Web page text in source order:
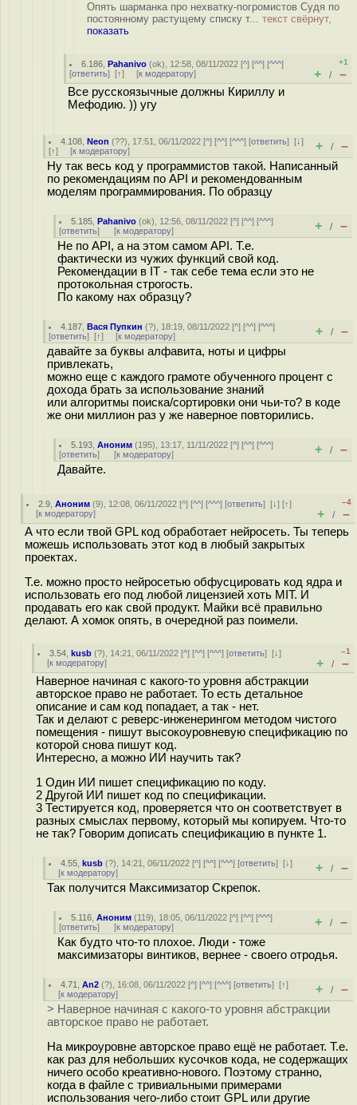
Опять шарманка про нехватку-погромистов Судя по
постоянному растущему списку т... текст свёрнут,
показать
6.186 ,Pahanivo (ok), 12:58, 08/11/2022 [^] [^^] [^^^]
[ответить] [↑] [к модератору]
+1
+ / –
Все русскоязычные должны Кириллу и
Мефодию. )) угу
4.108 ,Neon (??), 17:51, 06/11/2022 [^] [^^] [^^^] [ответить][↓]
[↑] [к модератору] + / –
Ну так весь код у программистов такой. Написанный
по рекомендациям по API и рекомендованным
моделям программирования. По образцу
5.185 ,Pahanivo (ok), 12:56, 08/11/2022 [^] [^^] [^^^]
[ответить] [к модератору] + / –
Не по API, а на этом самом API. Т.е.
фактически из чужих функций свой код.
Рекомендации в IT - так себе тема если это не
протокольная строгость.
По какому нах образцу?
4.187 ,Вася Пупкин (?), 18:19, 08/11/2022 [^] [^^] [^^^]
[ответить] [↑] [к модератору] + / –
давайте за буквы алфавита, ноты и цифры
привлекать,
можно еще с каждого грамоте обученного процент с
дохода брать за использование знаний
или алгоритмы поиска/сортировки они чьи-то? в коде
же они миллион раз у же наверное повторились.
5.193 ,Аноним (195), 13:17, 11/11/2022 [^] [^^] [^^^]
[ответить] [к модератору] + / –
Давайте.
2.9 ,Аноним (9), 12:08, 06/11/2022 [^] [^^] [^^^] [ответить][↓] [↑]
[к модератору]
–4
+ / –
А что если твой GPL код обработает нейросеть. Ты теперь
можешь использовать этот код в любый закрытых
проектах.
Т.е. можно просто нейросетью обфусцировать код ядра и
использовать его под любой лицензией хоть MIT. И
продавать его как свой продукт. Майки всё правильно
делают. А хомок опять, в очередной раз поимели.
3.54 ,kusb (?), 14:21, 06/11/2022 [^] [^^] [^^^] [ответить][↓]
[к модератору]
–1
+ / –
Наверное начиная с какого-то уровня абстракции
авторское право не работает. То есть детальное
описание и сам код попадает, а так - нет.
Так и делают с реверс-инженерингом методом чистого
помещения - пишут высокоуровневую спецификацию по
которой снова пишут код.
Интересно, а можно ИИ научить так?
1 Один ИИ пишет спецификацию по коду.
2 Другой ИИ пишет код по спецификации.
3 Тестируется код, проверяется что он соответствует в
разных смыслах первому, который мы копируем. Что-то
не так? Говорим дописать спецификацию в пункте 1.
4.55 ,kusb (?), 14:21, 06/11/2022 [^] [^^] [^^^] [ответить][↓]
[к модератору] + / –
Так получится Максимизатор Скрепок.
5.116 ,Аноним (119), 18:05, 06/11/2022 [^] [^^] [^^^]
[ответить] [к модератору] + / –
Как будто что-то плохое. Люди - тоже
максимизаторы винтиков, вернее - своего отродья.
4.71 ,An2 (?), 16:08, 06/11/2022 [^] [^^] [^^^] [ответить][↑]
[к модератору] + / –
> Наверное начиная с какого-то уровня абстракции
авторское право не работает.
На микроуровне авторское право ещё не работает. Т.е.
как раз для небольших кусочков кода, не содержащих
ничего особо креативно-нового. Поэтому странно,
когда в файле с тривиальными примерами
использования чего-либо стоит GPL или другие